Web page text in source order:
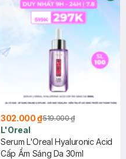
302.000 ₫519.000 ₫
L'Oreal
Serum L'Oreal Hyaluronic Acid
Cấp Ẩm Sáng Da 30ml